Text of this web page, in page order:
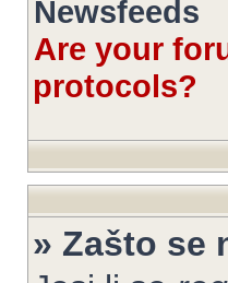
Newsfeeds
Are your
protocols?
» Zašto se